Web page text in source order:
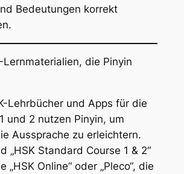
Bedeutungen korrekt
Lernmaterialien, die Pinyin
Lehrbücher und Apps für die
und 2 nutzen Pinyin, um
Aussprache zu erleichtern.
„HSK Standard Course 1 & 2“
„HSK Online“ oder „Pleco“, die